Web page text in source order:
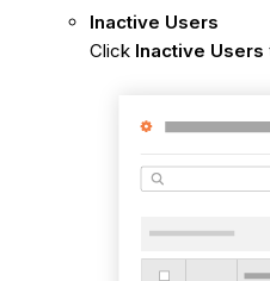
Inactive Users
Click Inactive Users